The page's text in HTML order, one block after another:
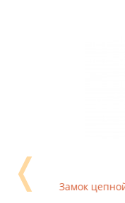
Замок цепной
❬